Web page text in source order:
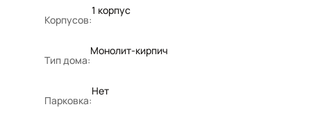
Корпусов:
1 корпус
Тип дома:
Монолит-кирпич
Парковка:
Нет